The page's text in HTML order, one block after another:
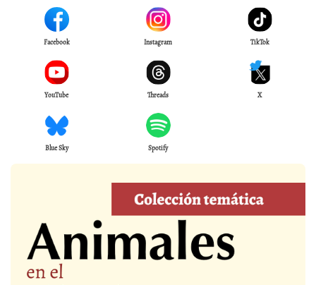
Facebook Instagram TikTok
YouTube Threads X
Blue Sky Spotify